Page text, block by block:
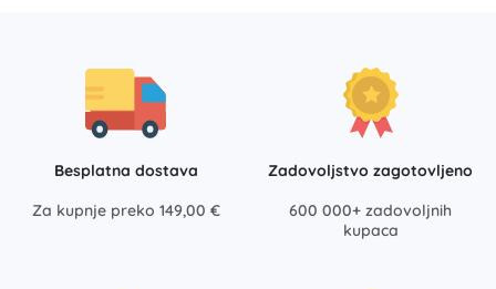
Besplatna dostava
Za kupnje preko 149,00 €
Zadovoljstvo zagotovljeno
600 000+ zadovoljnih
kupaca